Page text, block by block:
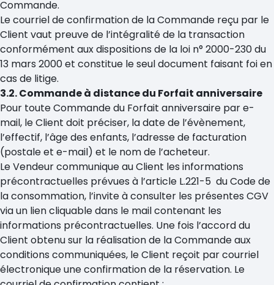
Commande.
Le courriel de confirmation de la Commande reçu par le
Client vaut preuve de l’intégralité de la transaction
conformément aux dispositions de la loi n° 2000-230 du
13 mars 2000 et constitue le seul document faisant foi en
cas de litige.
3.2. Commande à distance du Forfait anniversaire
Pour toute Commande du Forfait anniversaire par e-
mail, le Client doit préciser, la date de l’évènement,
l’effectif, l’âge des enfants, l’adresse de facturation
(postale et e-mail) et le nom de l’acheteur.
Le Vendeur communique au Client les informations
précontractuelles prévues à l’article L.221-5 du Code de
la consommation, l’invite à consulter les présentes CGV
via un lien cliquable dans le mail contenant les
informations précontractuelles. Une fois l’accord du
Client obtenu sur la réalisation de la Commande aux
conditions communiquées, le Client reçoit par courriel
électronique une confirmation de la réservation. Le